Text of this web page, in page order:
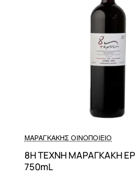
ΜΑΡΑΓΚΑΚΗΣ ΟΙΝΟΠΟΙΕΙΟ
8Η ΤΕΧΝΗ ΜΑΡΑΓΚΑΚΗ
750mL